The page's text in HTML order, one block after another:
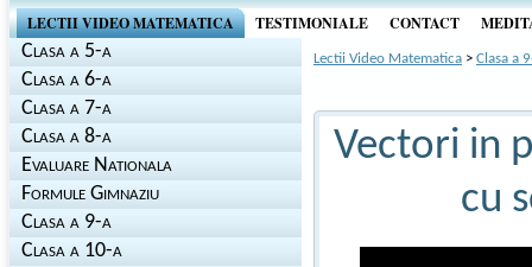
LECTII VIDEO MATEMATICA TESTIMONIALE CONTACT
Clasa a 5-a
Clasa a 6-a
Clasa a 7-a
Clasa a 8-a
Evaluare Nationala
Formule Gimnaziu
Clasa a 9-a
Clasa a 10-a
Lectii Video Matematica > Clasa a
Vectori in
cu